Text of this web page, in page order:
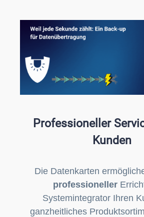
Professioneller
Kunden
Die Datenkarten
professioneller
Systemintegrator Ihren
ganzheitliches